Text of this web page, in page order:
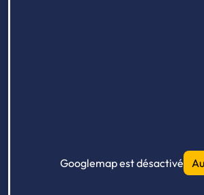
Googlemap est désactivé